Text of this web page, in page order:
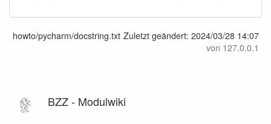
howto/pycharm/docstring.txt Zuletzt geändert: 2024/03/28 14:07
von 127.0.0.1
BZZ - Modulwiki